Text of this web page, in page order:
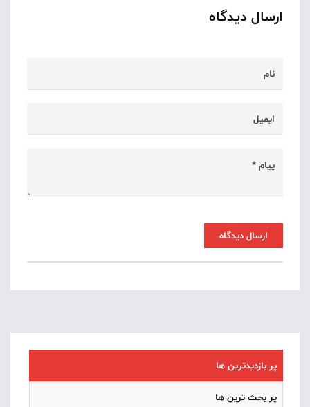
ارسال دیدگاه
ارسال دیدگاه
پر بازدیدترین ها
پر بحث ترین ها